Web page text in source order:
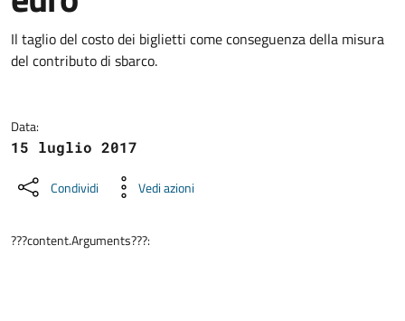
Dettagli della notizia
Il taglio del costo dei biglietti come conseguenza della misura
del contributo di sbarco.
Data:
15 luglio 2017
Condividi Vedi azioni
???content.Arguments???: